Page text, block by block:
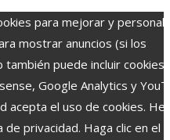
para mejorar y
mostrar anuncios (si los
puede incluir cookies
Google Analytics y
acepta el uso de cookies.
privacidad. Haga clic en el